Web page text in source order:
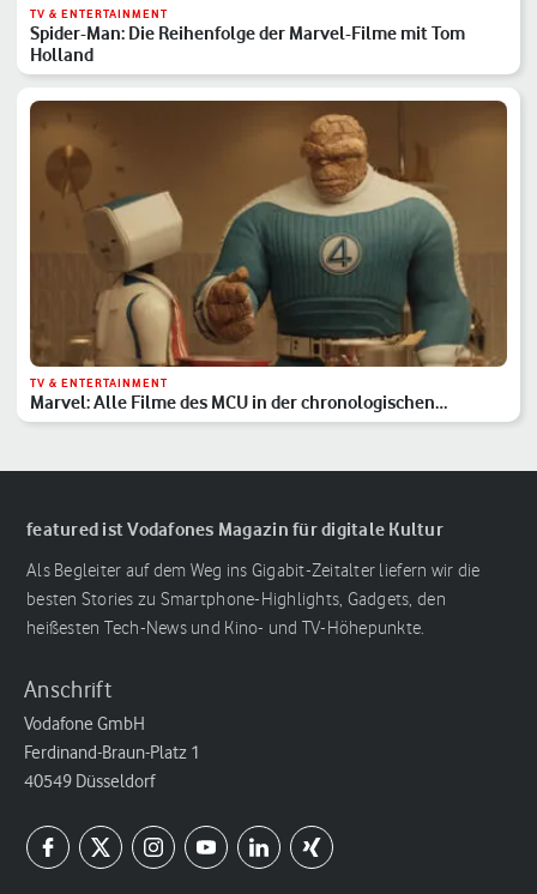
TV & ENTERTAINMENT
Spider-Man: Die Reihenfolge der Marvel-Filme mit Tom
Holland
TV & ENTERTAINMENT
Marvel: Alle Filme des MCU in der chronologischen
Reihenfolge
featured ist Vodafones Magazin für digitale Kultur
Als Begleiter auf dem Weg ins Gigabit-Zeitalter liefern wir die
besten Stories zu Smartphone-Highlights, Gadgets, den
heißesten Tech-News und Kino- und TV-Höhepunkte.
Anschrift
Vodafone GmbH
Ferdinand-Braun-Platz 1
40549 Düsseldorf